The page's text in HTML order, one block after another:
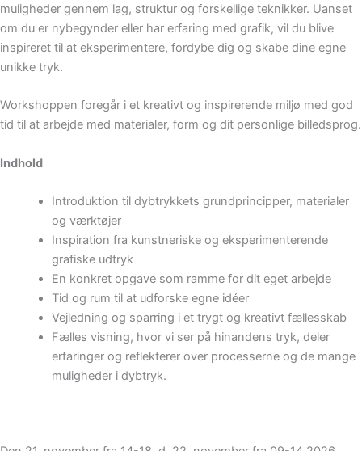
muligheder gennem lag, struktur og forskellige teknikker. Uanset
om du er nybegynder eller har erfaring med grafik, vil du blive
inspireret til at eksperimentere, fordybe dig og skabe dine egne
unikke tryk.
Workshoppen foregår i et kreativt og inspirerende miljø med god
tid til at arbejde med materialer, form og dit personlige billedsprog.
Indhold
Introduktion til dybtrykkets grundprincipper, materialer
og værktøjer
Inspiration fra kunstneriske og eksperimenterende
grafiske udtryk
En konkret opgave som ramme for dit eget arbejde
Tid og rum til at udforske egne idéer
Vejledning og sparring i et trygt og kreativt fællesskab
Fælles visning, hvor vi ser på hinandens tryk, deler
erfaringer og reflekterer over processerne og de mange
muligheder i dybtryk.